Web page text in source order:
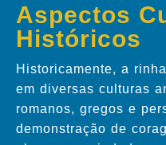
Aspectos
Históricos
Historicamente, a
em diversas culturas
romanos, gregos e
demonstração de